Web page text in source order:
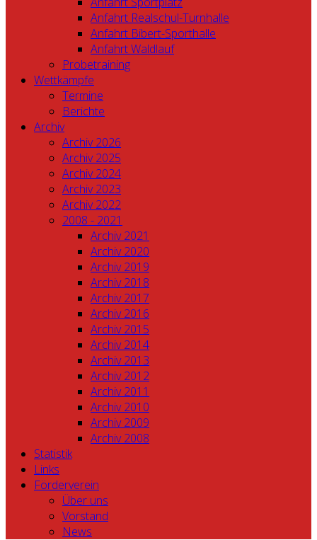
Anfahrt Realschul-Turnhalle
Anfahrt Bibert-Sporthalle
Anfahrt Waldlauf
Probetraining
Wettkämpfe
Termine
Berichte
Archiv
Archiv 2026
Archiv 2025
Archiv 2024
Archiv 2023
Archiv 2022
2008 - 2021
Archiv 2021
Archiv 2020
Archiv 2019
Archiv 2018
Archiv 2017
Archiv 2016
Archiv 2015
Archiv 2014
Archiv 2013
Archiv 2012
Archiv 2011
Archiv 2010
Archiv 2009
Archiv 2008
Statistik
Links
Förderverein
Über uns
Vorstand
News